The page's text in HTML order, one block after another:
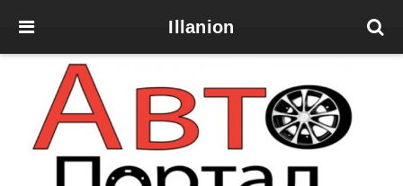
Illanion